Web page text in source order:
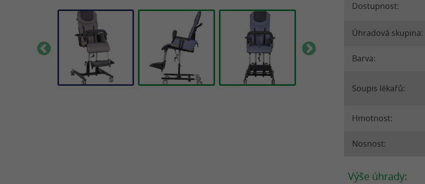
Dostupnost:
Úhradová skupina:
Barva:
Soupis lékařů:
Hmotnost:
Nosnost:
Výše úhrady: